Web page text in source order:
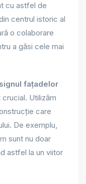
cu astfel de
centrul istoric al
o colaborare
a găsi cele mai
fațadelor
Utilizăm
care
De exemplu,
sunt nu doar
astfel la un viitor